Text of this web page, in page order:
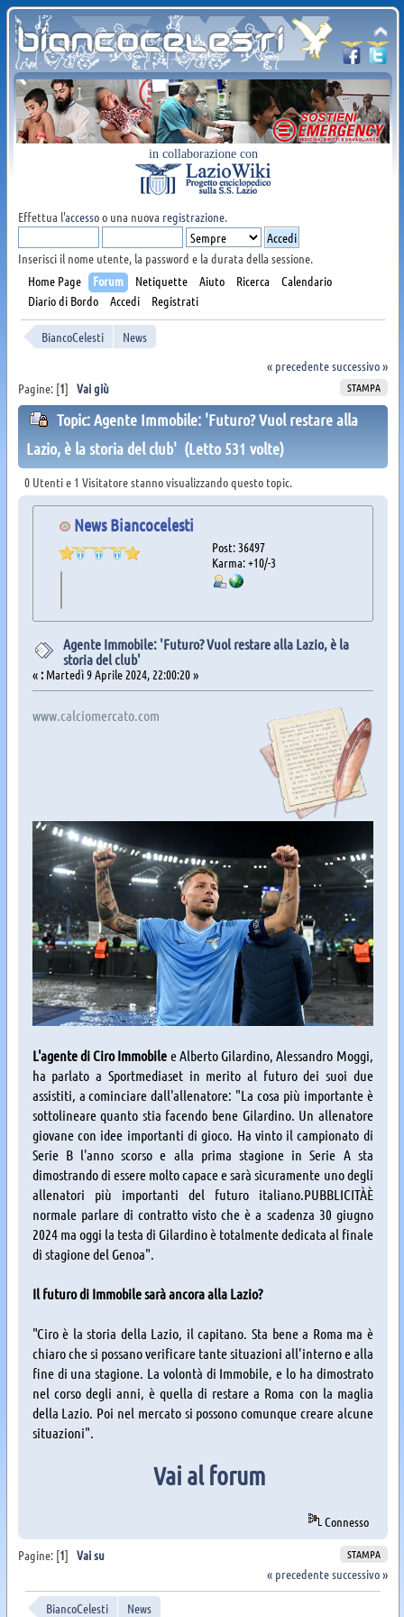
in collaborazione con
Effettua l'accessoo una nuova registrazione.
Inserisci il nome utente, la password e la durata della sessione.
Home Page
Forum Netiquette Aiuto Ricerca
Calendario
Diario di Bordo
Accedi Registrati
BiancoCelesti
News
« precedentesuccessivo »
STAMPA
Pagine: [1] Vai giù
Topic: Agente Immobile: 'Futuro? Vuol restare alla
Lazio, è la storia del club' (Letto 531 volte)
0 Utenti e 1 Visitatore stanno visualizzando questo topic.
News Biancocelesti
Post: 36497
Karma: +10/-3
Agente Immobile: 'Futuro? Vuol restare alla Lazio, è la
storia del club'
«:Martedì 9 Aprile 2024, 22:00:20 »
www.calciomercato.com
L'agente di Ciro Immobile e Alberto Gilardino, Alessandro Moggi,
ha parlato a Sportmediaset in merito al futuro dei suoi due
assistiti, a cominciare dall'allenatore: "La cosa più importante è
sottolineare quanto stia facendo bene Gilardino. Un allenatore
giovane con idee importanti di gioco. Ha vinto il campionato di
Serie B l'anno scorso e alla prima stagione in Serie A sta
dimostrando di essere molto capace e sarà sicuramente uno degli
allenatori più importanti del futuro italiano.PUBBLICITÀÈ
normale parlare di contratto visto che è a scadenza 30 giugno
2024 ma oggi la testa di Gilardino è totalmente dedicata al finale
di stagione del Genoa".
Il futuro di Immobile sarà ancora alla Lazio?
"Ciro è la storia della Lazio, il capitano. Sta bene a Roma ma è
chiaro che si possano verificare tante situazioni all'interno e alla
fine di una stagione. La volontà di Immobile, e lo ha dimostrato
nel corso degli anni, è quella di restare a Roma con la maglia
della Lazio. Poi nel mercato si possono comunque creare alcune
situazioni".
Vai al forum
Connesso
STAMPA
Pagine: [1] Vai su
« precedentesuccessivo »
BiancoCelesti News